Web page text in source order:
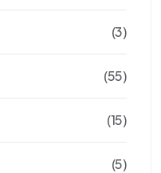
(3)
(55)
(15)
(5)